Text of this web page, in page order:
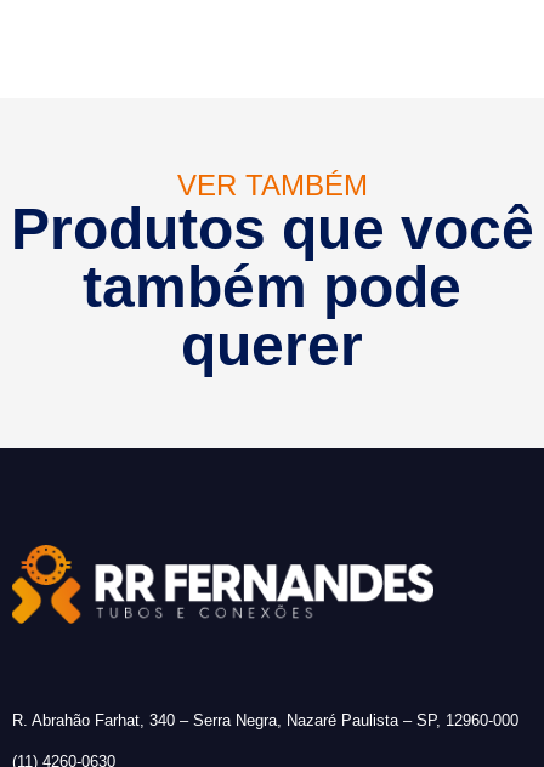
VER TAMBÉM
Produtos que você
também pode
querer
R. Abrahão Farhat, 340 – Serra Negra, Nazaré Paulista – SP, 12960-000
(11) 4260-0630